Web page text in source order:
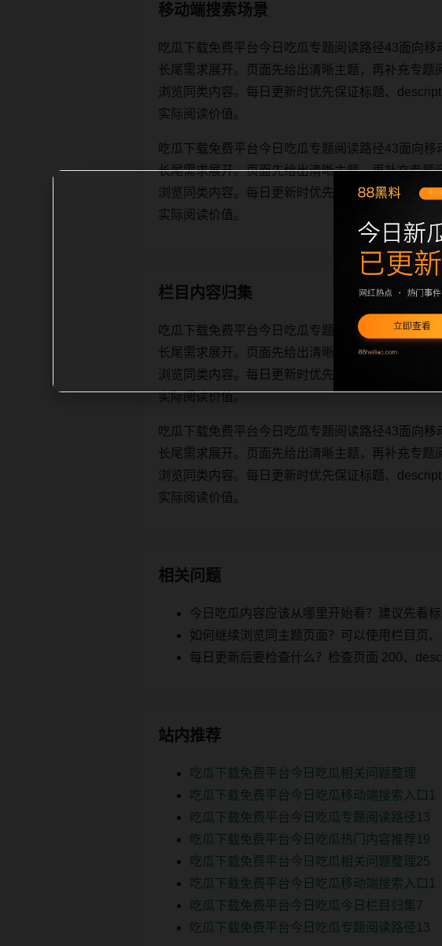
移动端搜索场景
吃瓜下载免费平台今日吃瓜专题阅读路径43面向
长尾需求展开。页面先给出清晰主题，再补充专
浏览同类内容。每日更新时优先保证标题、
实际阅读价值。
吃瓜下载免费平台今日吃瓜专题阅读路径43面向
长尾需求展开。页面先给出清晰主题，再补充专
浏览同类内容。每日更新时优先保证标题、
实际阅读价值。
栏目内容归集
吃瓜下载免费平台今日吃瓜专题阅读路径43面向
长尾需求展开。页面先给出清晰主题，再补充专
浏览同类内容。每日更新时优先保证标题、
实际阅读价值。
吃瓜下载免费平台今日吃瓜专题阅读路径43面向
长尾需求展开。页面先给出清晰主题，再补充专
浏览同类内容。每日更新时优先保证标题、
实际阅读价值。
相关问题
今日吃瓜内容应该从哪里开始看？建议先看
如何继续浏览同主题页面？可以使用栏目页
每日更新后要检查什么？检查页面 200、
站内推荐
吃瓜下载免费平台今日吃瓜相关问题整理
吃瓜下载免费平台今日吃瓜移动端搜索入口1
吃瓜下载免费平台今日吃瓜专题阅读路径13
吃瓜下载免费平台今日吃瓜热门内容推荐19
吃瓜下载免费平台今日吃瓜相关问题整理25
吃瓜下载免费平台今日吃瓜移动端搜索入口1
吃瓜下载免费平台今日吃瓜今日栏目归集7
吃瓜下载免费平台今日吃瓜专题阅读路径13